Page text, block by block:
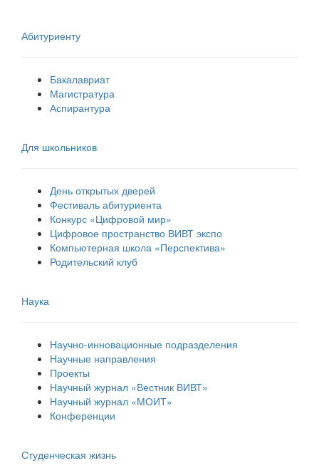
Абитуриенту
Бакалавриат
Магистратура
Аспирантура
Для школьников
День открытых дверей
Фестиваль абитуриента
Конкурс «Цифровой мир»
Цифровое пространство ВИВТ экспо
Компьютерная школа «Перспектива»
Родительский клуб
Наука
Научно-инновационные подразделения
Научные направления
Проекты
Научный журнал «Вестник ВИВТ»
Научный журнал «МОИТ»
Конференции
Студенческая жизнь